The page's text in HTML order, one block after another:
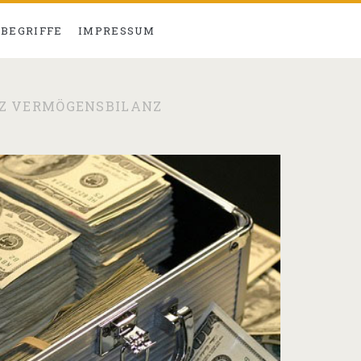
IMPRESSUM
VERMÖGENSBILANZ